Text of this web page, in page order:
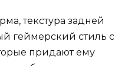
текстура задней
геймерский стиль с
придают ему